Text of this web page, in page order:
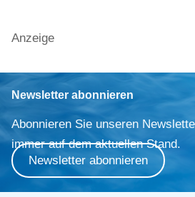
Anzeige
Newsletter abonnieren
Abonnieren Sie unseren
immer auf dem aktuellen Stand.
Newsletter abonnieren